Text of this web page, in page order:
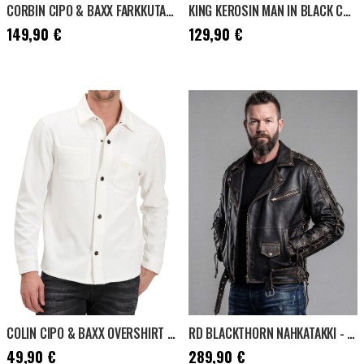
CORBIN CIPO & BAXX FARKKUTAKKI - TUMMANHARMAA
Hinta :149,90 €
149,90 €
KING KEROSIN MAN IN BLACK COLLEGETAKKI - MUSTA
Hinta :129,90 €
129,90 €
COLIN CIPO & BAXX OVERSHIRT - VALKOINEN
Hinta:49,90 €
49,90 €
RD BLACKTHORN NAHKATAKKI - MUSTA
Hinta :289,90 €
289,90 €